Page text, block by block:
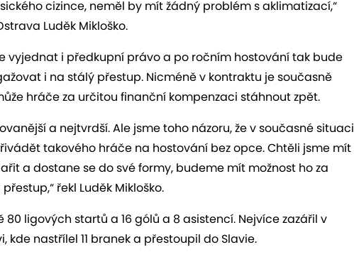
cizince, neměl by mít žádný problém s aklimatizací,“
Luděk Mikloško.
vyjednat i předkupní právo a po ročním hostování tak bude
i na stálý přestup. Nicméně v kontraktu je současně
hráče za určitou finanční kompenzaci stáhnout zpět.
a nejtvrdší. Ale jsme toho názoru, že v současné situaci
takového hráče na hostování bez opce. Chtěli jsme mít
a dostane se do své formy, budeme mít možnost ho za
řekl Luděk Mikloško.
ligových startů a 16 gólů a 8 asistencí. Nejvíce zazářil v
kde nastřílel 11 branek a přestoupil do Slavie.